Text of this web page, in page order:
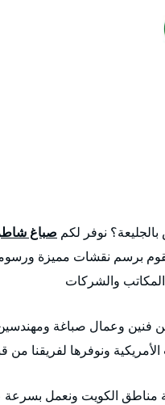
نوفر لكم صباغ
برسم نقشات مميزة
والشركات
وعمال صباغة
ونوفرها لفريقنا
مناطق الكويت ونعمل بسرعة